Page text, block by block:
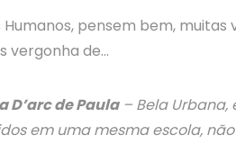
Humanos, pensem bem,
vergonha de…
D’arc de Paula– Bela Urbana,
em uma mesma escola,